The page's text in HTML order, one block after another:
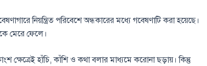
নিয়ন্ত্রিত পরিবেশে অন্ধকারের মধ্যে গবেষণাটি করা হয়েছে।
মেরে ফেলে।
ক্ষেত্রেই হাঁচি, কাঁশি ও কথা বলার মাধ্যমে করোনা ছড়ায়। কিন্তু